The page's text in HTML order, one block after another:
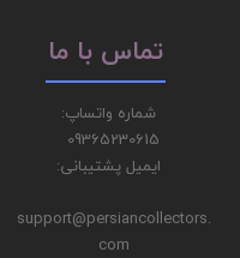
شماره واتساپ:
09365230615
ایمیل پشتیبانی:
support@persiancollectors.
com
تماس با ما